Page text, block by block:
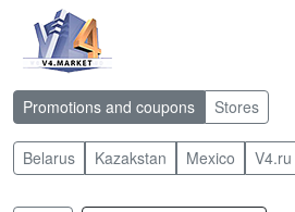
Promotions and coupons Stores
Belarus Kazakstan Mexico V4.ru